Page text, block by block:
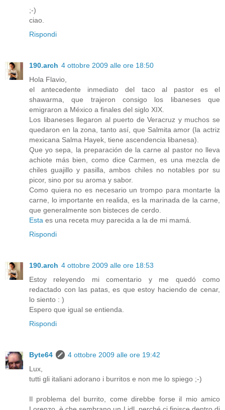
;-)
ciao.
Rispondi
190.arch 4 ottobre 2009 alle ore 18:50
Hola Flavio,
el antecedente inmediato del taco al pastor es el
shawarma, que trajeron consigo los libaneses que
emigraron a México a finales del siglo XIX.
Los libaneses llegaron al puerto de Veracruz y muchos se
quedaron en la zona, tanto así, que Salmita amor (la actriz
mexicana Salma Hayek, tiene ascendencia libanesa).
Que yo sepa, la preparación de la carne al pastor no lleva
achiote más bien, como dice Carmen, es una mezcla de
chiles guajillo y pasilla, ambos chiles no notables por su
picor, sino por su aroma y sabor.
Como quiera no es necesario un trompo para montarte la
carne, lo importante en realida, es la marinada de la carne,
que generalmente son bisteces de cerdo.
Esta es una receta muy parecida a la de mi mamá.
Rispondi
190.arch 4 ottobre 2009 alle ore 18:53
Estoy releyendo mi comentario y me quedó como
redactado con las patas, es que estoy haciendo de cenar,
lo siento : )
Espero que igual se entienda.
Rispondi
Byte64
4 ottobre 2009 alle ore 19:42
Lux,
tutti gli italiani adorano i burritos e non me lo spiego ;-)
Il problema del burrito, come direbbe forse il mio amico